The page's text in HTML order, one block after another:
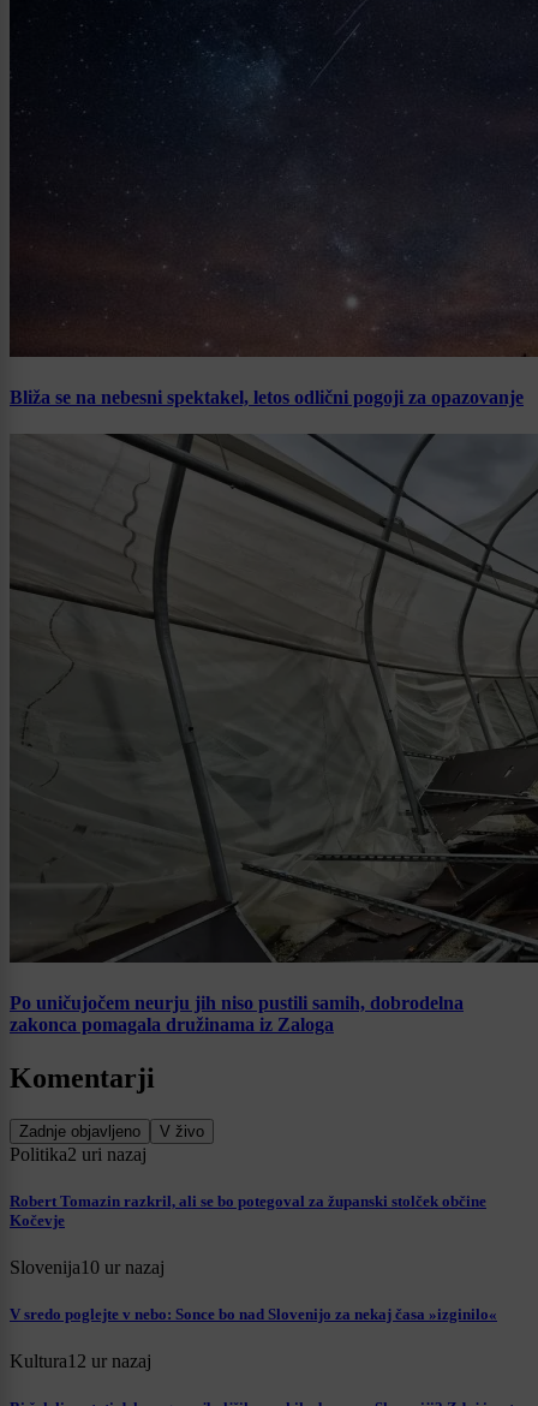
Bliža se na nebesni spektakel, letos odlični pogoji za opazovanje
Po uničujočem neurju jih niso pustili samih, dobrodelna
zakonca pomagala družinama iz Zaloga
Komentarji
Zadnje objavljeno V živo
Politika2 uri nazaj
Robert Tomazin razkril, ali se bo potegoval za županski stolček občine
Kočevje
Slovenija10 ur nazaj
V sredo poglejte v nebo: Sonce bo nad Slovenijo za nekaj časa »izginilo«
Kultura12 ur nazaj